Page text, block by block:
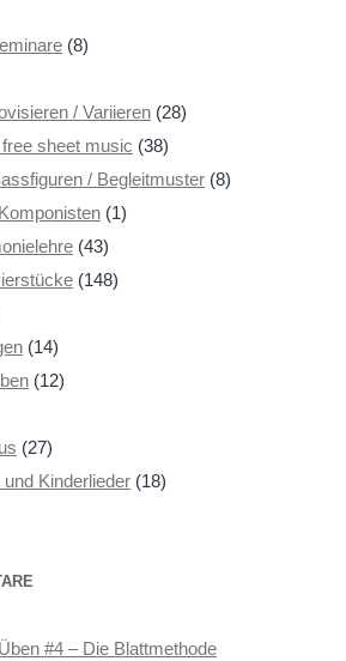
(8)
/ Variieren(28)
sheet music (38)
/ Begleitmuster(8)
(1)
(43)
(148)
(14)
(12)
(27)
Kinderlieder(18)
#4 – Die Blattmethode